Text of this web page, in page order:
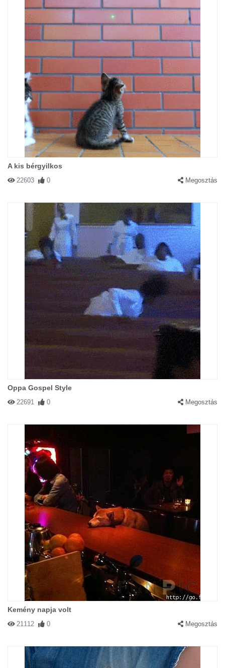
A kis bérgyilkos
22603 0 Megosztás
Oppa Gospel Style
22691 0 Megosztás
Kemény napja volt
21112 0 Megosztás